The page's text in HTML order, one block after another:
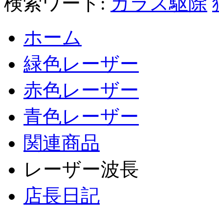
ホーム
緑色レーザー
赤色レーザー
青色レーザー
関連商品
レーザー波長
店長日記